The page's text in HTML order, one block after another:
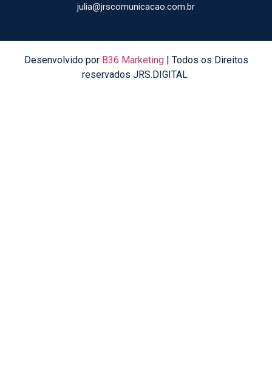
julia@jrscomunicacao.com.br
Desenvolvido por B36 Marketing| Todos os Direitos
reservados JRS.DIGITAL